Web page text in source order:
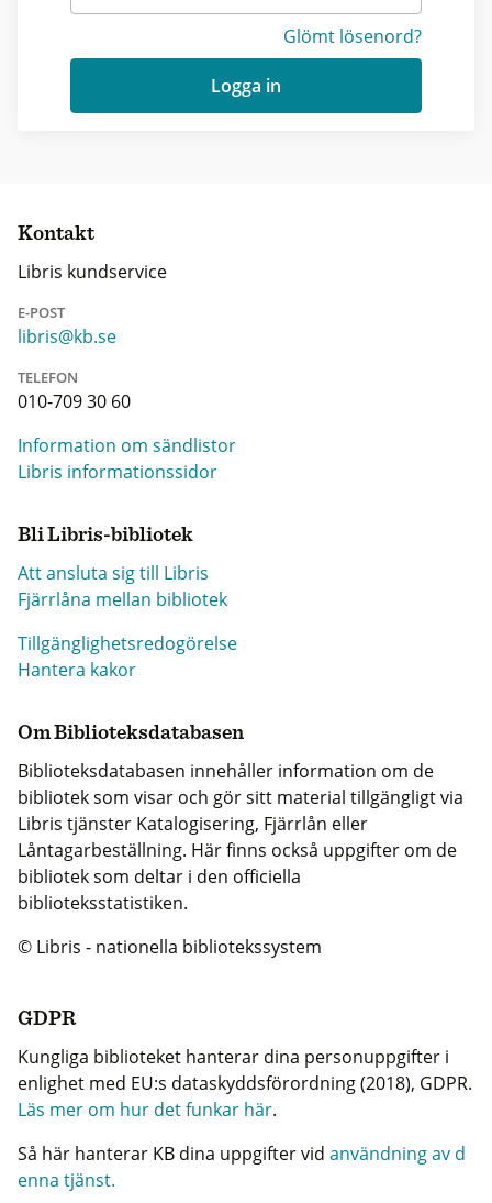
Glömt lösenord?
Logga in
Kontakt
Libris kundservice
E-POST
libris@kb.se
TELEFON
010-709 30 60
Information om sändlistor
Libris informationssidor
Bli Libris-bibliotek
Att ansluta sig till Libris
Fjärrlåna mellan bibliotek
Tillgänglighetsredogörelse
Hantera kakor
Om Biblioteksdatabasen
Biblioteksdatabasen innehåller information om de
bibliotek som visar och gör sitt material tillgängligt via
Libris tjänster Katalogisering, Fjärrlån eller
Låntagarbeställning. Här finns också uppgifter om de
bibliotek som deltar i den officiella
biblioteksstatistiken.
© Libris - nationella bibliotekssystem
GDPR
Kungliga biblioteket hanterar dina personuppgifter i
enlighet med EU:s dataskyddsförordning (2018), GDPR.
Läs mer om hur det funkar här.
Så här hanterar KB dina uppgifter vid användning av d
enna tjänst.